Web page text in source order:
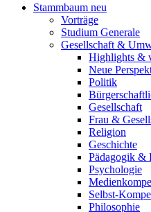
Stammbaum neu
Vorträge
Studium Generale
Gesellschaft &
Highlights &
Neue
Politik
Gesellschaft
Frau &
Religion
Geschichte
Pädagogik &
Psychologie
Selbst-
Philosophie